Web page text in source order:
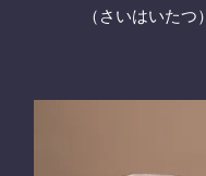
​（さいはいたつ）